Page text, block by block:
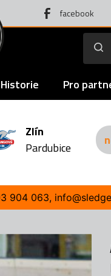
facebook
Historie Pro
Zlín
Pardubice
904 063,